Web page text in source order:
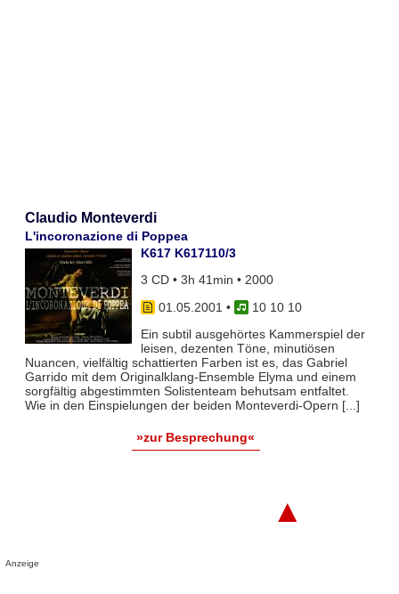
Claudio Monteverdi
L'incoronazione di Poppea
K617 K617110/3
3 CD • 3h 41min • 2000
01.05.2001 •
10 10 10
Ein subtil ausgehörtes Kammerspiel der
leisen, dezenten Töne, minutiösen
Nuancen, vielfältig schattierten Farben ist es, das Gabriel
Garrido mit dem Originalklang-Ensemble Elyma und einem
sorgfältig abgestimmten Solistenteam behutsam entfaltet.
Wie in den Einspielungen der beiden Monteverdi-Opern [...]
»zur Besprechung«
▲
Anzeige